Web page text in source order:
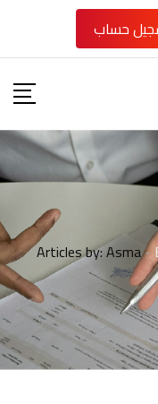
حساب
Articles by: Asma-